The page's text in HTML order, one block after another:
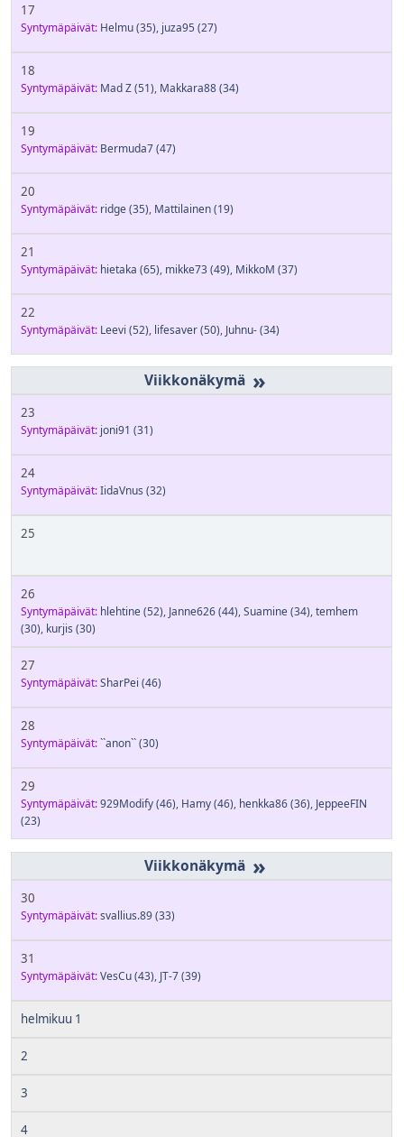
17
Syntymäpäivät: Helmu(35), juza95 (27)
18
Syntymäpäivät: Mad Z(51), Makkara88(34)
19
Syntymäpäivät: Bermuda7(47)
20
Syntymäpäivät: ridge(35), Mattilainen(19)
21
Syntymäpäivät: hietaka (65), mikke73(49), MikkoM (37)
22
Syntymäpäivät: Leevi (52), lifesaver(50), Juhnu-(34)
»
23
Syntymäpäivät: joni91 (31)
24
Syntymäpäivät:IidaVnus (32)
25
26
Syntymäpäivät: hlehtine(52), Janne626(44),Suamine(34),temhem
(30), kurjis (30)
27
Syntymäpäivät:SharPei (46)
28
Syntymäpäivät:``anon``(30)
29
Syntymäpäivät:929Modify(46), Hamy(46), henkka86(36), JeppeeFIN
(23)
»
30
Syntymäpäivät:svallius.89(33)
31
Syntymäpäivät:VesCu(43), JT-7(39)
helmikuu 1
2
3
4